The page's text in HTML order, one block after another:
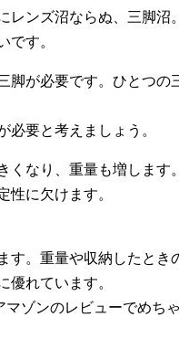
レンズ沼ならぬ、三脚沼
です。
が必要です。ひとつの
必要と考えましょう。
なり、重量も増します。
性に欠けます。
す。重量や収納したとき
優れています。
ゾンのレビューでめち